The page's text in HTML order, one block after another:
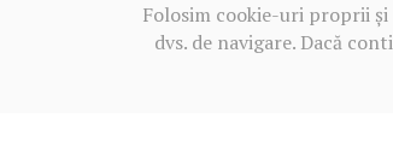
Folosim cookie-uri proprii
dvs. de navigare. Dacă